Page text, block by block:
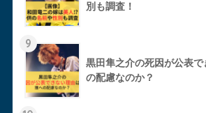
別も調査！
9
黒田隼之介の死因が公表
の配慮なのか？